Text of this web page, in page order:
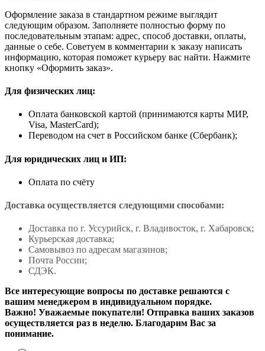
Оформление заказа в стандартном режиме выглядит
следующим образом. Заполняете полностью форму по
последовательным этапам: адрес, способ доставки, оплаты,
данные о себе. Советуем в комментарии к заказу написать
информацию, которая поможет курьеру вас найти. Нажмите
кнопку «Оформить заказ».
Для физических лиц:
Оплата банковской картой (принимаются карты МИР,
Visa, MasterCard);
Переводом на счет в Российском банке (Сбербанк);
Для юридических лиц и ИП:
Оплата по счёту
Доставка осуществляется следующими способами:
Доставка по г. Уссурийск, г. Владивосток, г. Хабаровск;
Курьерская доставка;
Самовывоз по адресам магазинов;
Почта России;
СДЭК.
Все интересующие вопросы по доставке решаются с
вашим менеджером в индивидуальном порядке.
Важно! Уважаемые покупатели! Отправка ваших заказов
осуществляется раз в неделю. Благодарим Вас за
понимание.